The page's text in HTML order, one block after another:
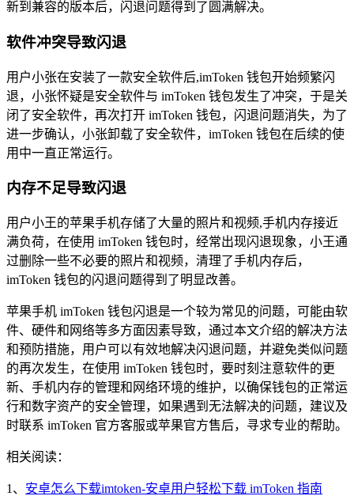
新到兼容的版本后，闪退问题得到了圆满解决。
软件冲突导致闪退
用户小张在安装了一款安全软件后,imToken 钱包开始频繁闪
退，小张怀疑是安全软件与 imToken 钱包发生了冲突，于是关
闭了安全软件，再次打开 imToken 钱包，闪退问题消失，为了
进一步确认，小张卸载了安全软件，imToken 钱包在后续的使
用中一直正常运行。
内存不足导致闪退
用户小王的苹果手机存储了大量的照片和视频,手机内存接近
满负荷，在使用 imToken 钱包时，经常出现闪退现象，小王通
过删除一些不必要的照片和视频，清理了手机内存后，
imToken 钱包的闪退问题得到了明显改善。
苹果手机 imToken 钱包闪退是一个较为常见的问题，可能由软
件、硬件和网络等多方面因素导致，通过本文介绍的解决方法
和预防措施，用户可以有效地解决闪退问题，并避免类似问题
的再次发生，在使用 imToken 钱包时，要时刻注意软件的更
新、手机内存的管理和网络环境的维护，以确保钱包的正常运
行和数字资产的安全管理，如果遇到无法解决的问题，建议及
时联系 imToken 官方客服或苹果官方售后，寻求专业的帮助。
相关阅读：
1、 安卓怎么下载imtoken-安卓用户轻松下载 imToken 指南